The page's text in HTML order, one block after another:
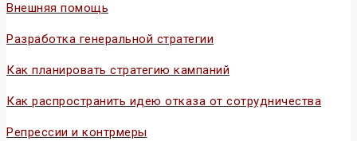
Внешняя помощь
Разработка генеральной стратегии
Как планировать стратегию кампаний
Как распространить идею отказа от сотрудничества
Репрессии и контрмеры